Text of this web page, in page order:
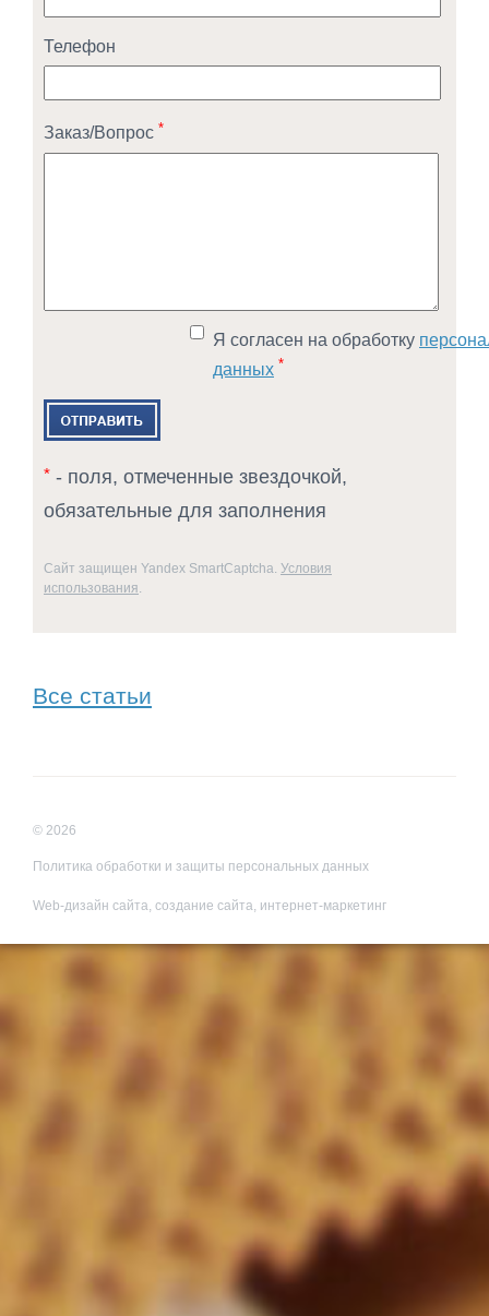
Телефон
Заказ/Вопрос *
Я согласен на обработку
данных *
* - поля, отмеченные звездочкой,
обязательные для заполнения
Сайт защищен Yandex SmartCaptcha. Условия
использования.
Все статьи
© 2026
Политика обработки и защиты персональных данных
Web-дизайн сайта, создание сайта, интернет-маркетинг